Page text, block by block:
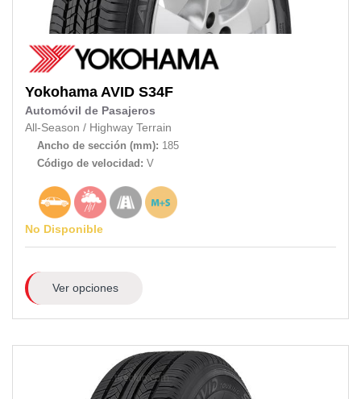
Yokohama AVID S34F
Automóvil de Pasajeros
All-Season / Highway Terrain
Ancho de sección (mm): 185
Código de velocidad: V
No Disponible
Ver opciones